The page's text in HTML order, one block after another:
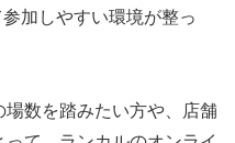
加しやすい環境が整っ
数を踏みたい方や、店舗